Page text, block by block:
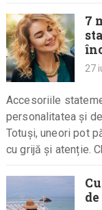
7
27
Accesoriile
personalitatea și
Totuși, uneori pot
cu grijă și atenție.